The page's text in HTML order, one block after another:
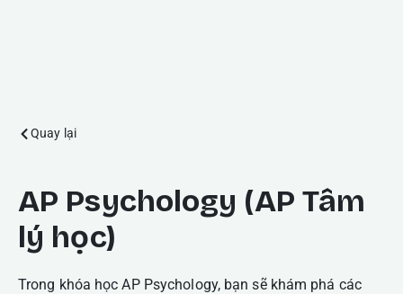
Quay lại
AP Psychology (AP Tâm
lý học)
Trong khóa học AP Psychology, bạn sẽ khám phá các